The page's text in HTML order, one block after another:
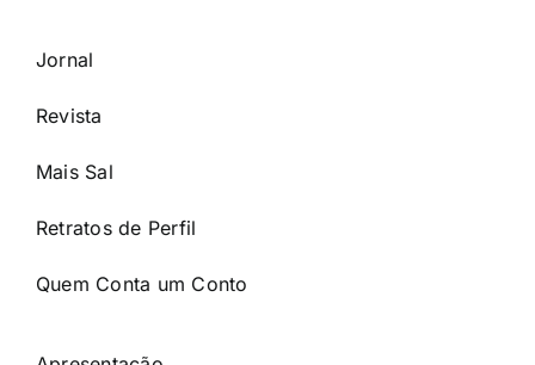
Jornal
Revista
Mais Sal
Retratos de Perfil
Quem Conta um Conto